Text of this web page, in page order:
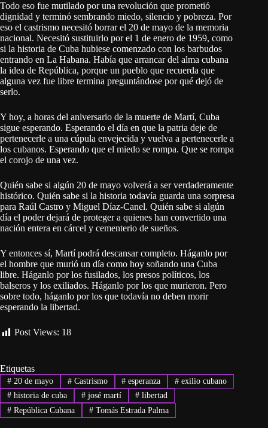
Todo eso fue mutilado por una revolución que prometió
dignidad y terminó sembrando miedo, silencio y pobreza. Por
eso el castrismo necesitó borrar el 20 de mayo de la memoria
nacional. Necesitó sustituirlo por el 1 de enero de 1959, como
si la historia de Cuba hubiese comenzado con los barbudos
entrando en La Habana. Había que arrancar del alma cubana
la idea de República, porque un pueblo que recuerda que
alguna vez fue libre termina preguntándose por qué dejó de
serlo.
Y hoy, a horas del aniversario de la muerte de Martí, Cuba
sigue esperando. Esperando el día en que la patria deje de
pertenecerle a una cúpula envejecida y vuelva a pertenecerle a
los cubanos. Esperando que el miedo se rompa. Que se rompa
el corojo de una vez.
Quién sabe si algún 20 de mayo volverá a ser verdaderamente
histórico. Quién sabe si la historia todavía guarda una sorpresa
para Raúl Castro y Miguel Díaz-Canel. Quién sabe si algún
día el poder dejará de proteger a quienes han convertido una
nación entera en cárcel y cementerio de sueños.
Y entonces sí, Martí podrá descansar completo. Háganlo por
el hombre que murió un día como hoy soñando una Cuba
libre. Háganlo por los fusilados, los presos políticos, los
balseros y los exiliados. Háganlo por los que murieron. Pero
sobre todo, háganlo por los que todavía no deben morir
esperando la libertad.
Post Views: 18
Etiquetas
#20 de mayo #Castrismo # esperanza # exilio cubano
#historia de cuba #josé martí # libertad
#República Cubana #Tomás Estrada Palma